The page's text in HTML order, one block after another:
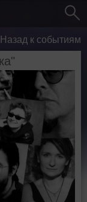
Назад к событиям